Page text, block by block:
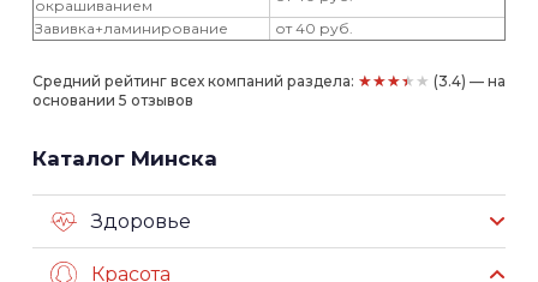
окрашиванием
Завивка+ламинирование
от 40 руб.
Средний рейтинг всех компаний раздела: ★★★★★ (3.4) — на
основании 5 отзывов
Каталог Минска
Здоровье
Красота